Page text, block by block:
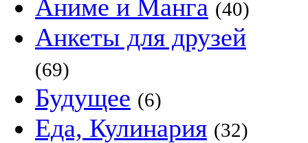
Аниме и Манга (40)
Анкеты для друзей
(69)
Будущее (6)
Еда, Кулинария (32)